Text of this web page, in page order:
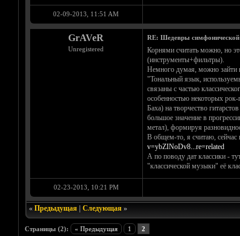
02-09-2013, 11:51 AM
GrAVeR
Unregistered
RE: Шедевры
Корнями считать можно, но
(инструменты+фильтры).
Немного думая, можно зайти
"Тональный язык,
связаны с частью
особенностью некоторых
Баха) на творчество
большое значение в
метал), формируя
В общем-то, я считаю, сейчас
v=ybZINoDv8...re=related
А по поводу дат классики -
"классической музыки" её
02-23-2013, 10:21 PM
« Предыдущая| Следующая»
Страницы (2): « Предыдущая 1 2